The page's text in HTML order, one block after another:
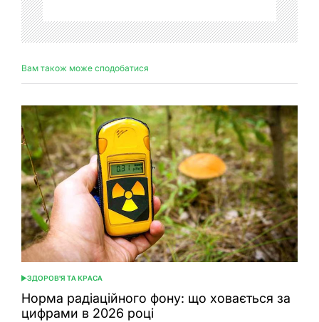
Вам також може сподобатися
ОПУБЛІКУВАТИ
У
ЗДОРОВ'Я ТА КРАСА
Норма радіаційного фону: що ховається за
цифрами в 2026 році